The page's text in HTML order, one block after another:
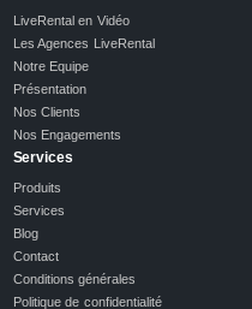
LiveRental en Vidéo
Les Agences LiveRental
Notre Equipe
Présentation
Nos Clients
Nos Engagements
Services
Produits
Services
Blog
Contact
Conditions générales
Politique de confidentialité